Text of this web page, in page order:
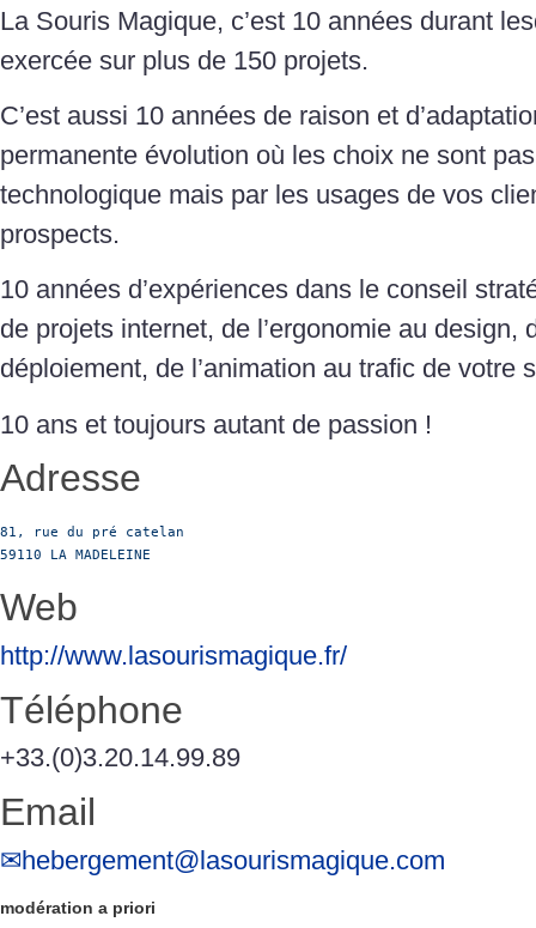
La Souris Magique, c’est 10 années durant
exercée sur plus de 150 projets.
C’est aussi 10 années de raison et
permanente évolution où les choix ne sont
technologique mais par les usages de vos
prospects.
10 années d’expériences dans le conseil
de projets internet, de l’ergonomie au design,
déploiement, de l’animation au trafic de votre
10 ans et toujours autant de passion !
Adresse
81, rue du pré catelan
59110 LA MADELEINE
Web
http://www.lasourismagique.fr/
Téléphone
+33.(0)3.20.14.99.89
Email
hebergement@lasourismagique.com
modération a priori